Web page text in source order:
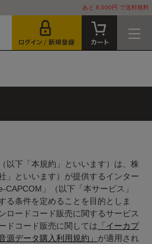
あと 8,000円 で送料無料
以下「本規約」といいます）は、株
」といいます）が提供するインター
」（以下「本サービス」
る条件を定めることを目的としま
ロードコード販売に関するサービス
ドコード販売に関しては 「イーカプ
源データ購入利用規約」 が適用され